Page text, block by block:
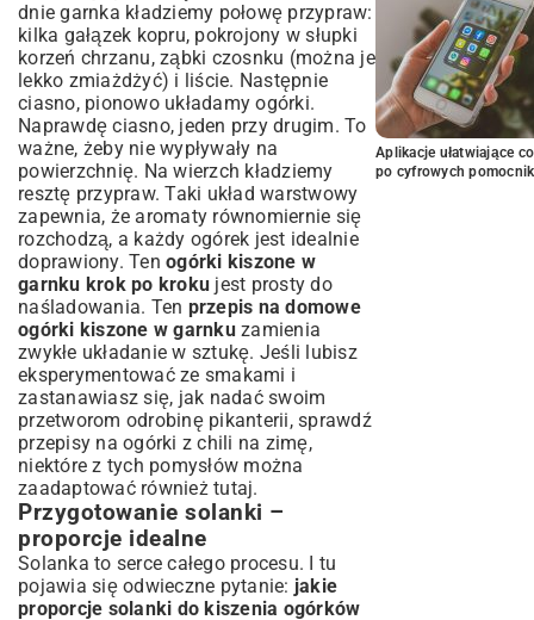
dnie garnka kładziemy połowę przypraw:
kilka gałązek kopru, pokrojony w słupki
korzeń chrzanu, ząbki czosnku (można je
lekko zmiażdżyć) i liście. Następnie
ciasno, pionowo układamy ogórki.
Naprawdę ciasno, jeden przy drugim. To
ważne, żeby nie wypływały na
powierzchnię. Na wierzch kładziemy
resztę przypraw. Taki układ warstwowy
zapewnia, że aromaty równomiernie się
rozchodzą, a każdy ogórek jest idealnie
doprawiony. Ten ogórki kiszone w
garnku krok po kroku jest prosty do
naśladowania. Ten przepis na domowe
ogórki kiszone w garnkuzamienia
zwykłe układanie w sztukę. Jeśli lubisz
eksperymentować ze smakami i
zastanawiasz się, jak nadać swoim
przetworom odrobinę pikanterii, sprawdź
przepisy na ogórki z chili na zimę,
niektóre z tych pomysłów można
zaadaptować również tutaj.
Przygotowanie solanki –
proporcje idealne
Solanka to serce całego procesu. I tu
pojawia się odwieczne pytanie: jakie
proporcje solanki do kiszenia ogórków
Aplikacje ułatwiające
po cyfrowych